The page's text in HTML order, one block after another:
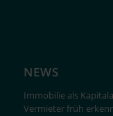
NEWS
Immobilie als
Vermieter früh